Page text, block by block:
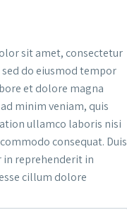
sit amet, consectetur
do eiusmod tempor
et dolore magna
minim veniam, quis
ullamco laboris nisi
consequat. Duis
in reprehenderit in
cillum dolore